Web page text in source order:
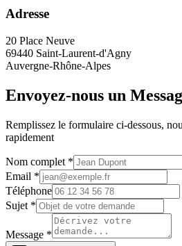
Adresse
20 Place Neuve
69440 Saint-Laurent-d'Agny
Auvergne-Rhône-Alpes
Envoyez-nous un
Remplissez le formulaire ci-dessous,
rapidement
Nom complet *
Email *
Téléphone
Sujet *
Message *